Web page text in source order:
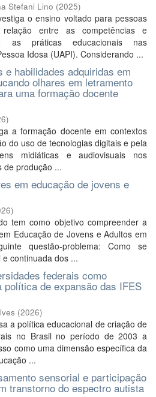
Stefani Lino (2025)
o ensino voltado para pessoas
entre as competências e
as práticas educacionais nas
Idosa (UAPI). Considerando ...
e habilidades adquiridas em
olhares em letramento
uma formação docente
)
a formação docente em contextos
do uso de tecnologias digitais e pela
midiáticas e audiovisuais nos
de produção ...
em educação de jovens e
)
tem como objetivo compreender a
Educação de Jovens e Adultos em
questão-problema: Como se
continuada dos ...
federais como
política de expansão das IFES
(2026)
a política educacional de criação de
no Brasil no período de 2003 a
como uma dimensão específica da
...
sensorial e participação
transtorno do espectro autista